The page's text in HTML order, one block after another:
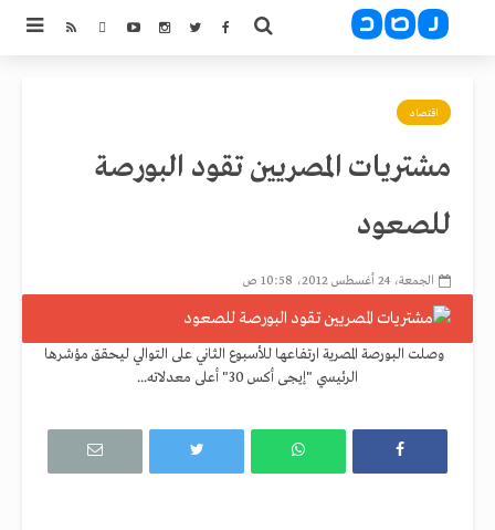
اقتصاد
مشتريات المصريين تقود البورصة
للصعود
الجمعة، 24 أغسطس 2012، 10:58 ص
وصلت البورصة المصرية ارتفاعها للأسبوع الثاني على التوالي ليحقق مؤشرها
الرئيسي "إيجى أكس 30" أعلى معدلاته...